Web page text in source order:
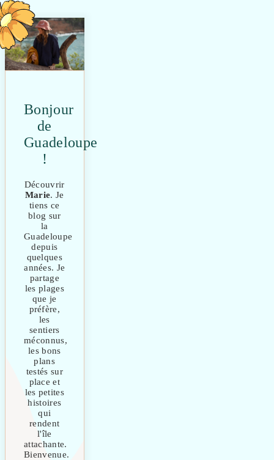
Bonjour
de
Guadeloupe
!
Découvrir
Marie. Je
tiens ce
blog sur
la
Guadeloupe
depuis
quelques
années. Je
partage
les plages
que je
préfère,
les
sentiers
méconnus,
les bons
plans
testés sur
place et
les petites
histoires
qui
rendent
l'île
attachante.
Bienvenue.